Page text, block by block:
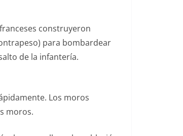
construyeron
para bombardear
de la infantería.
Los moros
moros.